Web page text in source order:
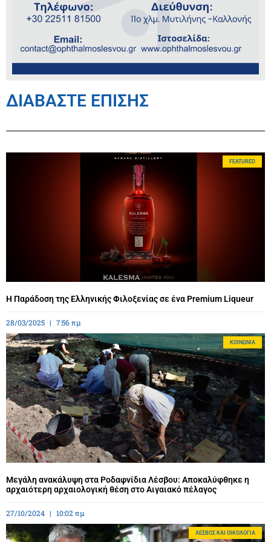
ΔΙΑΒΑΣΤΕ ΕΠΙΣΗΣ
FEATURED
Η Παράδοση της Ελληνικής Φιλοξενίας σε ένα Premium Liqueur
28/03/2025 7:56 πμ
ΚΟΙΝΩΝΊΑ
Μεγάλη ανακάλυψη στα Ροδαφνίδια Λέσβου: Αποκαλύφθηκε η
αρχαιότερη αρχαιολογική θέση στο Αιγαιακό πέλαγος
27/10/2024 10:02 πμ
ΛΈΣΒΟΣ ΚΑΙ ΟΙΚΟΛΟΓΊΑ